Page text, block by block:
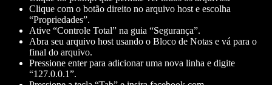
Clique com o botão direito no arquivo host e escolha
“Propriedades”.
Ative “Controle Total” na guia “Segurança”.
Abra seu arquivo host usando o Bloco de Notas e vá para o
final do arquivo.
Pressione enter para adicionar uma nova linha e digite
“127.0.0.1”.